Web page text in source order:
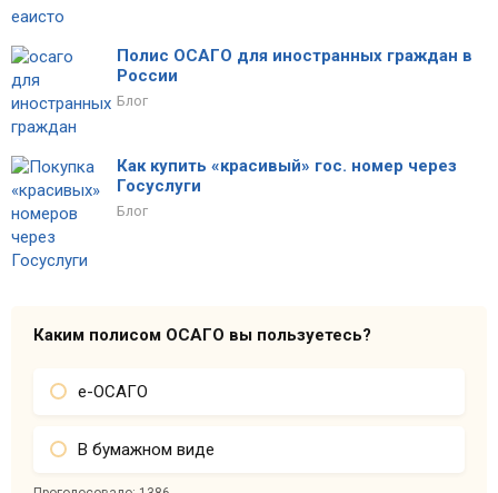
Полис ОСАГО для иностранных граждан в
России
Блог
Как купить «красивый» гос. номер через
Госуслуги
Блог
Каким полисом ОСАГО вы пользуетесь?
е-ОСАГО
В бумажном виде